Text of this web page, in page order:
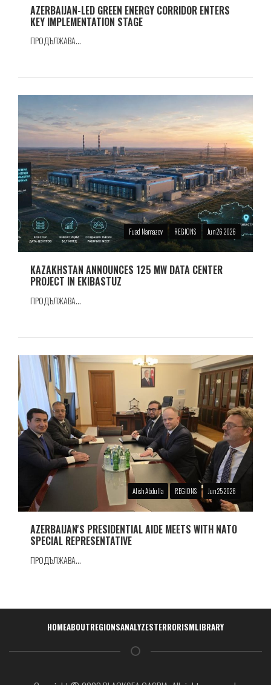
AZERBAIJAN-LED GREEN ENERGY CORRIDOR ENTERS
KEY IMPLEMENTATION STAGE
ПРОДЪЛЖАВА...
Fuad Namazov REGIONS Jun 26 2026
KAZAKHSTAN ANNOUNCES 125 MW DATA CENTER
PROJECT IN EKIBASTUZ
ПРОДЪЛЖАВА...
Alish Abdulla REGIONS Jun 25 2026
AZERBAIJAN'S PRESIDENTIAL AIDE MEETS WITH NATO
SPECIAL REPRESENTATIVE
ПРОДЪЛЖАВА...
Навигация
HOMEABOUTREGIONSANALYZESTERRORISMLIBRARY